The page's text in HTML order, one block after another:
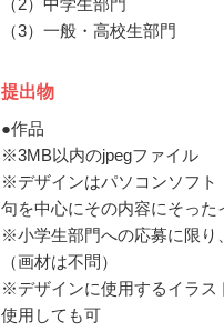
（2）中学生部門
（3）一般・高校生部門
提出物
●作品
※3MB以内のjpegファイル
※デザインはパソコンソフト
句を中心にその内容にそっ
※小学生部門への応募に限り
（画材は不問）
※デザインに使用するイラス
使用しても可